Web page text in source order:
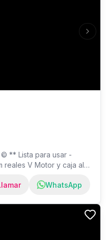
Next
© ** Lista para usar -
reales V Motor y caja al
dueño - Traspaso
Pro Taper, espejos
revisarla con su
$900 poco negociable
WhatsApp